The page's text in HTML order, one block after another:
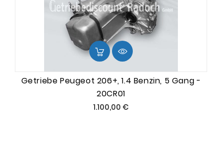
Getriebe Peugeot 206+, 1.4 Benzin, 5 Gang -
20CR01
1.100,00 €